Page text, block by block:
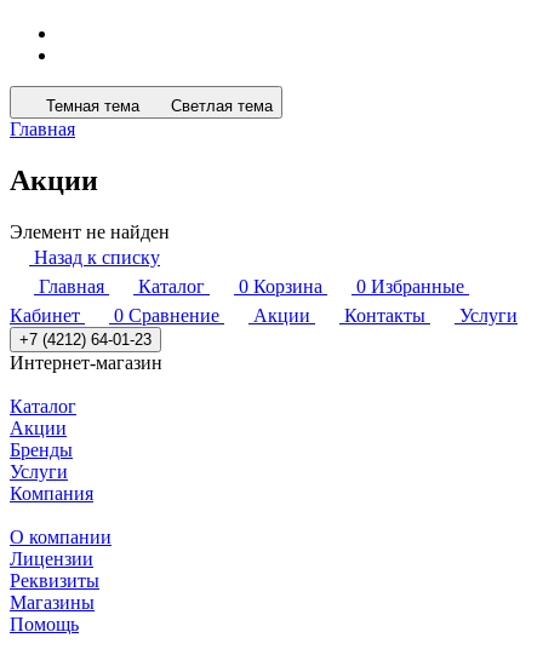
Темная тема Светлая тема
Главная
Акции
Элемент не найден
Назад к списку
Главная
Каталог 0 Корзина 0 Избранные
Кабинет
0 Сравнение Акции Контакты Услуги
+7 (4212) 64-01-23
Интернет-магазин
Каталог
Акции
Бренды
Услуги
Компания
О компании
Лицензии
Реквизиты
Магазины
Помощь